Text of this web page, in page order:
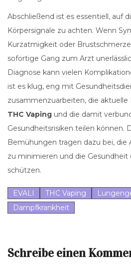
Abschließend ist es essentiell, auf
Körpersignale zu achten. Wenn
Kurzatmigkeit oder
sofortige Gang zum Arzt
Diagnose kann vielen
ist es klug, eng mit
zusammenzuarbeiten, die
THC Vaping und die damit
Gesundheitsrisiken teilen können.
Bemühungen tragen dazu bei, die
zu minimieren und die Gesundheit
schützen.
EVALI THC Vaping
Dampfkrankheit
Schreibe einen